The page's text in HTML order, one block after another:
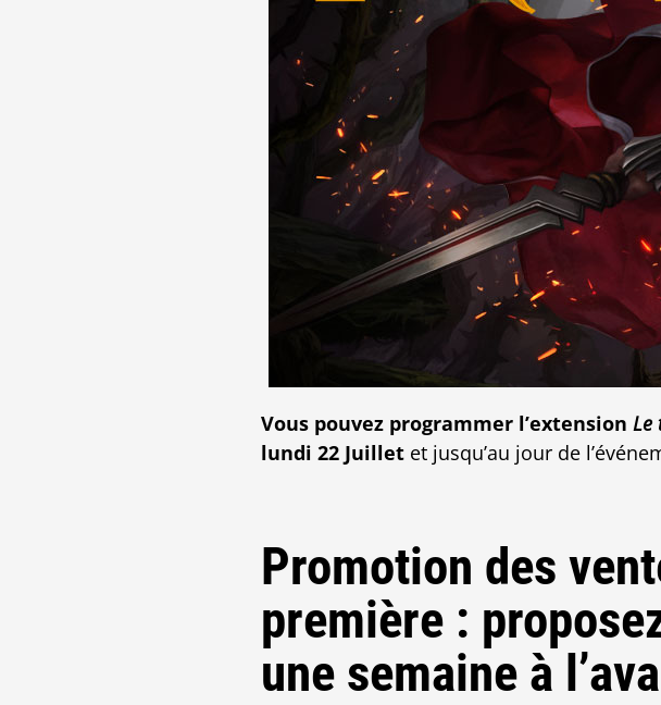
Vous pouvez programmer l’extension Le
lundi 22 Juillet et jusqu’au jour de
Promotion des
première :
une semaine à